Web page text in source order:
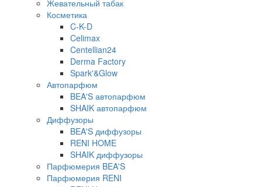
Жевательный табак
Косметика
C-K-D
Celimax
Centellian24
Derma Factory
Spark'&Glow
Автопарфюм
BEA'S автопарфюм
SHAIK автопарфюм
Диффузоры
BEA'S диффузоры
RENI HOME
SHAIK диффузоры
Парфюмерия BEA'S
Парфюмерия RENI